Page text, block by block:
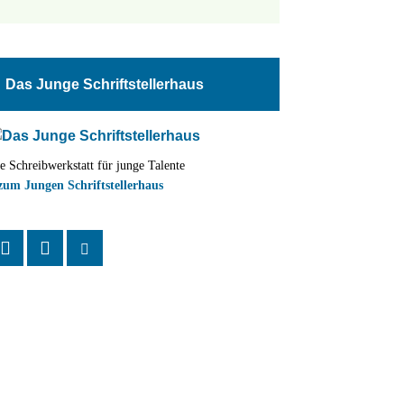
Das Junge Schriftstellerhaus
Schreibwerkstatt für junge Talente
Jungen Schriftstellerhaus